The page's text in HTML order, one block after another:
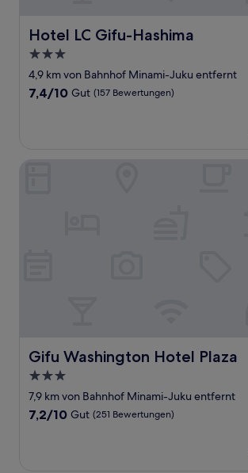
Hotel LC Gifu-Hashima
Hotel LC Gifu-Hashima
3.0-
Sterne-
Unterkunft
4,9 km von Bahnhof Minami-Juku entfernt
7.4
Bewertungen)
7,4/10 Gut (157 Bewertungen)
Gifu Washington Hotel Plaza
Gifu Washington Hotel Plaza
3.0-
Sterne-
Unterkunft
7,9 km von Bahnhof Minami-Juku entfernt
7.2
7,2/10 Gut (251 Bewertungen)